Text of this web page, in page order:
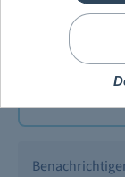
Preise inkl.
Demnächst